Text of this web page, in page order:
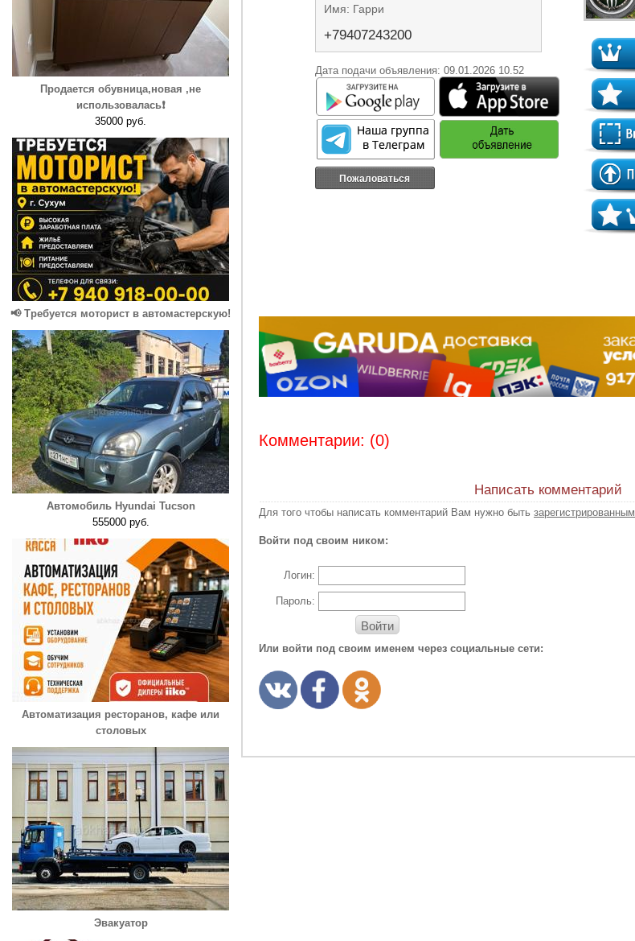
Продается обувница,новая ,не
использовалась❗️
35000 руб.
📢 Требуется моторист в автомастерскую!
Автомобиль Hyundai Tucson
555000 руб.
Автоматизация ресторанов, кафе или
столовых
Эвакуатор
Имя: Гарри
+79407243200
Дата подачи объявления: 09.01.2026 10.52
Пожаловаться
Комментарии: (0)
Написать комментарий
Для того чтобы написать комментарий Вам нужно быть зарегистрированным
Войти под своим ником:
Логин:
Пароль:
Войти
Или войти под своим именем через социальные сети: